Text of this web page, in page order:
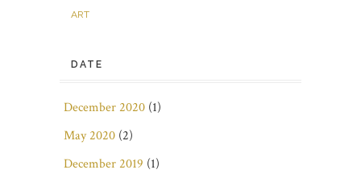
ART
DATE
December 2020 (1)
May 2020 (2)
December 2019 (1)